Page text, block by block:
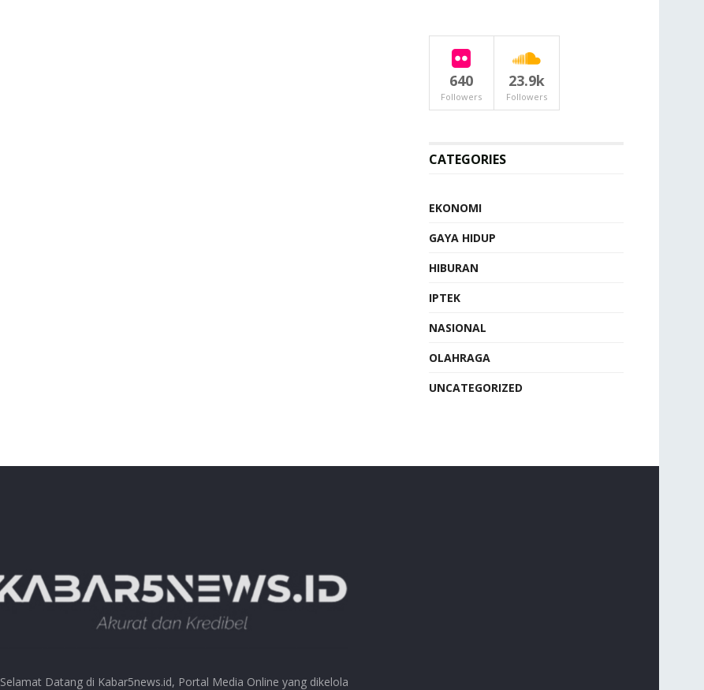
640
Followers
23.9k
Followers
CATEGORIES
EKONOMI
GAYA HIDUP
HIBURAN
IPTEK
NASIONAL
OLAHRAGA
UNCATEGORIZED
Selamat Datang di Kabar5news.id, Portal Media Online yang dikelola